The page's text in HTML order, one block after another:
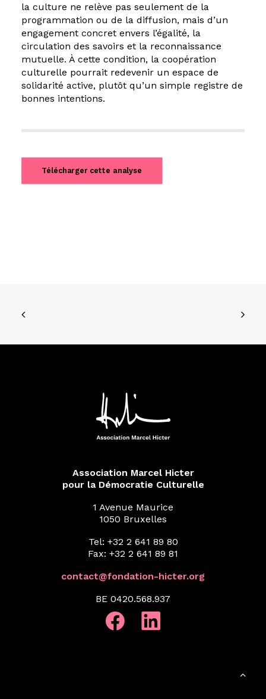
la culture ne relève pas seulement de la
programmation ou de la diffusion, mais d’un
engagement concret envers l’égalité, la
circulation des savoirs et la reconnaissance
mutuelle. À cette condition, la coopération
culturelle pourrait redevenir un espace de
solidarité active, plutôt qu’un simple registre de
bonnes intentions.
Télécharger cette analyse
Association Marcel Hicter
pour la Démocratie Culturelle
1 Avenue Maurice
1050 Bruxelles
Tel: +32 2 641 89 80
Fax: +32 2 641 89 81
contact@fondation-hicter.org
BE 0420.568.937